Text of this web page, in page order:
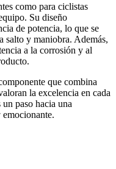
como para ciclistas
Su diseño
de potencia, lo que se
salto y maniobra. Además,
a la corrosión y al
que combina
la excelencia en cada
paso hacia una